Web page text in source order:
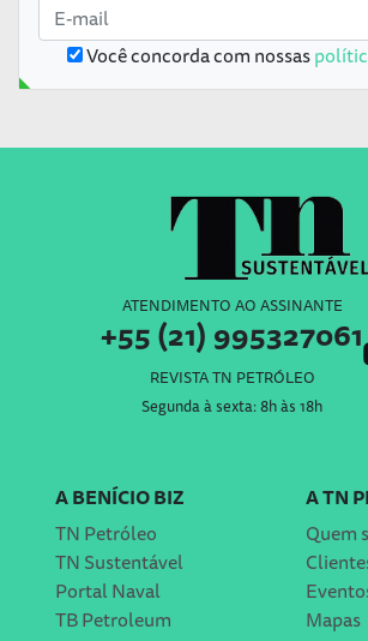
Você concorda com nossas
ATENDIMENTO AO ASSINANTE
+55 (21) 995327061
REVISTA TN PETRÓLEO
Segunda à sexta: 8h às 18h
A BENÍCIO BIZ
TN Petróleo
TN Sustentável
Portal Naval
TB Petroleum
A TN
Quem
Mapas